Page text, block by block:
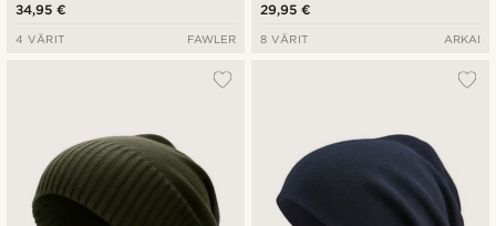
34,95 €
4 VÄRIT FAWLER
29,95 €
8 VÄRIT ARKAI